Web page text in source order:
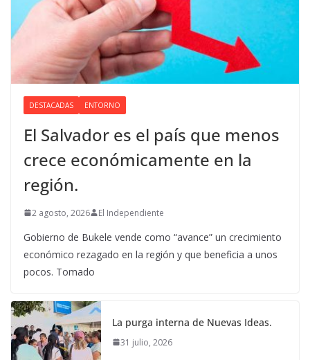
DESTACADAS ENTORNO
El Salvador es el país que menos
crece económicamente en la
región.
2 agosto, 2026 El Independiente
Gobierno de Bukele vende como “avance” un crecimiento
económico rezagado en la región y que beneficia a unos
pocos. Tomado
La purga interna de Nuevas Ideas.
31 julio, 2026